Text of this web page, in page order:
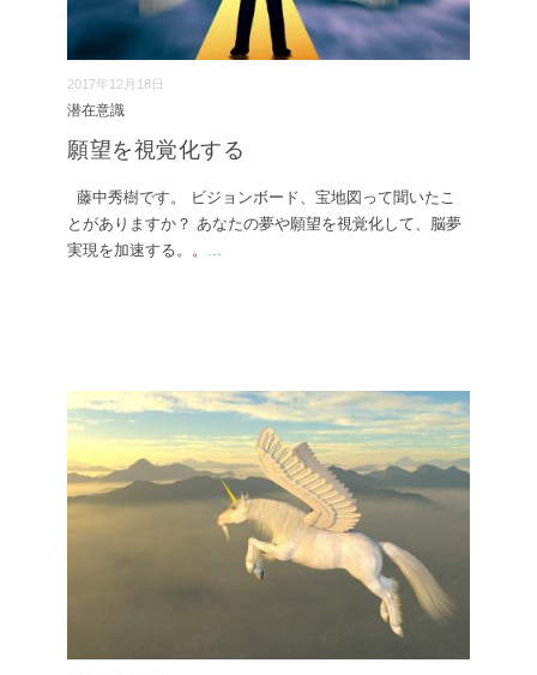
2017年12月18日
潜在意識
願望を視覚化する
藤中秀樹です。 ビジョンボード、宝地図って聞いたこ
とがありますか？ あなたの夢や願望を視覚化して、脳夢
実現を加速する。。 ...